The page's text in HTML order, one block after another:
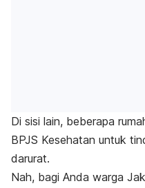
Di sisi lain, beberapa
BPJS Kesehatan untuk
darurat.
Nah, bagi Anda warga